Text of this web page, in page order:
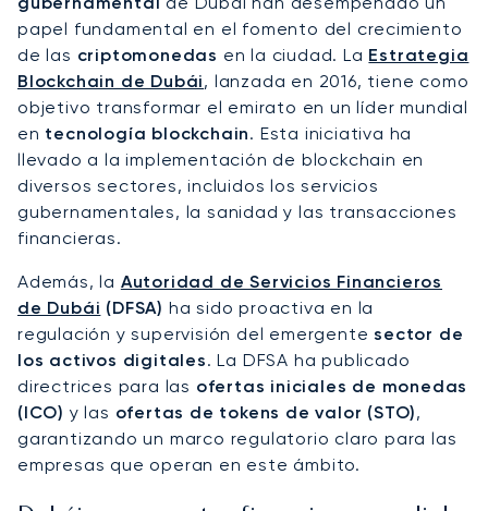
papel fundamental en el fomento del crecimiento
de las criptomonedas en la ciudad. La Estrategia
Blockchain de Dubái, lanzada en 2016, tiene como
objetivo transformar el emirato en un líder mundial
en tecnología blockchain. Esta iniciativa ha
llevado a la implementación de blockchain en
diversos sectores, incluidos los servicios
gubernamentales, la sanidad y las transacciones
financieras.
Además, la Autoridad de Servicios Financieros
de Dubái (DFSA) ha sido proactiva en la
regulación y supervisión del emergentesector de
los activos digitales. La DFSA ha publicado
directrices para las ofertas iniciales de monedas
(ICO) y las ofertas de tokens de valor (STO),
garantizando un marco regulatorio claro para las
empresas que operan en este ámbito.